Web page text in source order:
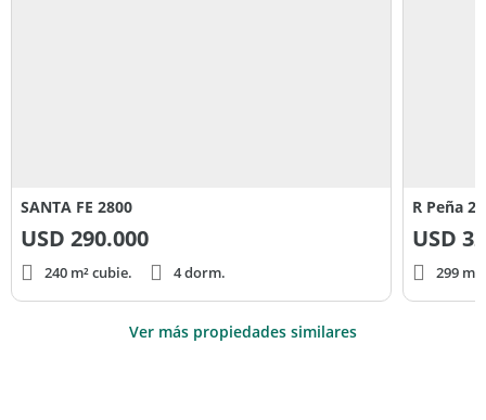
SANTA FE 2800
USD 290.000
240 m² cubie. 4 dorm.
R Peña
USD
299
Ver más propiedades similares